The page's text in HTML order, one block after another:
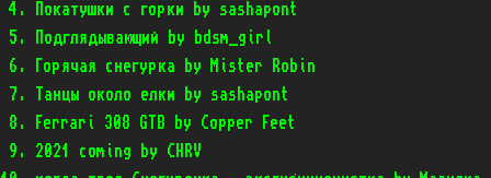
4. Покатушки с горки by sashapont
5. Подглядывающий by bdsm_girl
6. Горячая снегурка by Mister Robin
7. Танцы около елки by sashapont
8. Ferrari 308 GTB by Copper Feet
9. 2021 coming by CHRV